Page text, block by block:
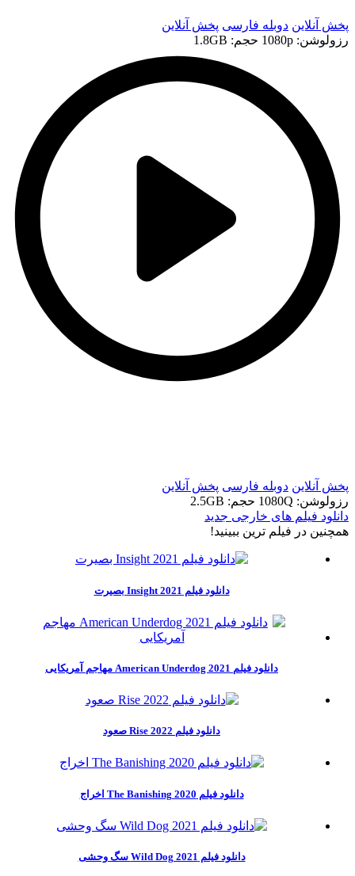
پخش آنلاین دوبله فارسی پخش آنلاین
رزولوشن: 1080p
حجم: 1.8GB
پخش آنلاین دوبله فارسی پخش آنلاین
رزولوشن: 1080Q
حجم: 2.5GB
دانلود فیلم های خارجی جدید
همچنين در فيلم ترين ببينيد!
دانلود فیلم Insight 2021 بصیرت
دانلود فیلم American Underdog 2021 مهاجم آمریکایی
دانلود فیلم Rise 2022 صعود
دانلود فیلم The Banishing 2020 اخراج
دانلود فیلم Wild Dog 2021 سگ وحشی